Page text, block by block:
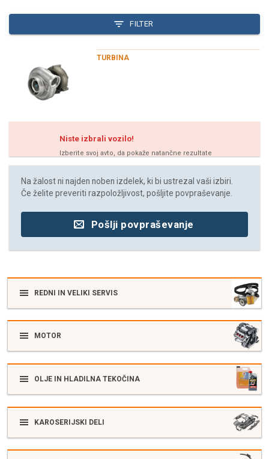
FILTER
TURBINA
Niste izbrali vozilo!
Izberite svoj avto, da pokaže natančne rezultate
Na žalost ni najden noben izdelek, ki bi ustrezal vaši izbiri.
Če želite preveriti razpoložljivost, pošljite povpraševanje.
Pošlji povpraševanje
REDNI IN VELIKI SERVIS
MOTOR
OLJE IN HLADILNA TEKOČINA
KAROSERIJSKI DELI